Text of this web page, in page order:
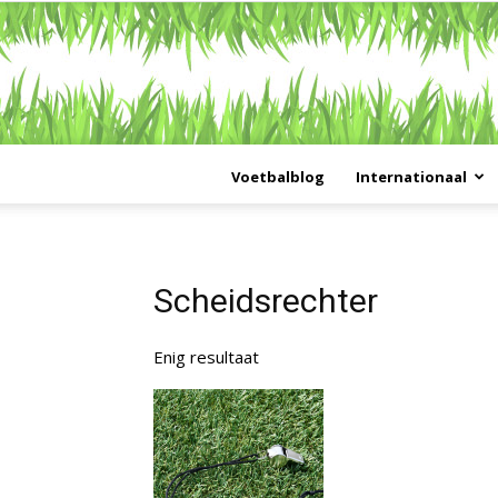
Voetbalblog Internationaal
Scheidsrechter
Enig resultaat